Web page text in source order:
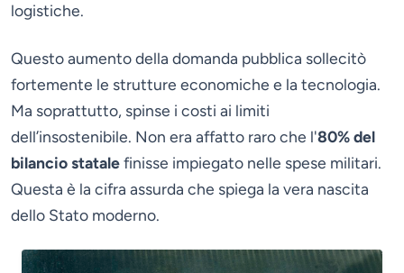
logistiche.
Questo aumento della domanda pubblica sollecitò
fortemente le strutture economiche e la tecnologia.
Ma soprattutto, spinse i costi ai limiti
dell’insostenibile. Non era affatto raro che l'80% del
bilancio statalefinisse impiegato nelle spese militari.
Questa è la cifra assurda che spiega la vera nascita
dello Stato moderno.